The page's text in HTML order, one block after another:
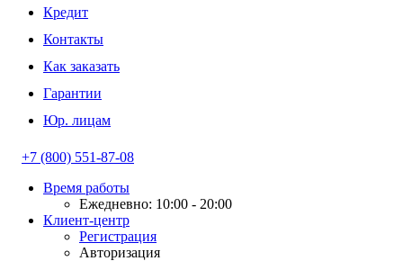
Кредит
Контакты
Как заказать
Гарантии
Юр. лицам
+7 (800) 551-87-08
Время работы
Ежедневно: 10:00 - 20:00
Клиент-центр
Регистрация
Авторизация